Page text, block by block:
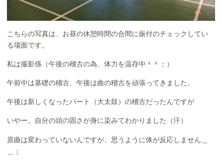
こちらの写真は、お昼の休憩時間の合間に振付のチェックしてい
る場面です。
私は撮影係（午後の稽古の為、体力を温存中＾＾；）
午前中は基礎の稽古、午後は曲の稽古を頑張ってきました。
午後は新しくなったパート（大太鼓）の稽古だったんですが
いやー。自分の頭の固さが身に染みてわかりました（汗）
原曲は変わっていないんですが、思うように体が反応しません＿
＿；